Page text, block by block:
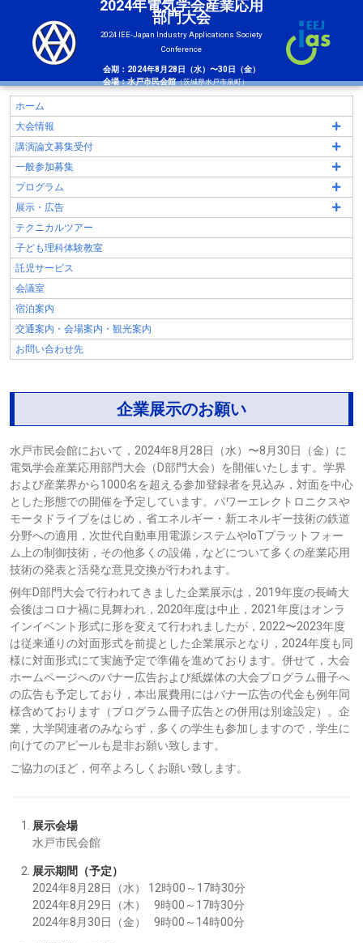
2024年電気学会産業応用
部門大会
2024 IEE-Japan Industry Applications Society
Conference
会期：2024年8月28日（水）〜30日（金）
会場：水戸市民会館（茨城県水戸市泉町）
ホーム
大会情報
講演論文募集受付
一般参加募集
プログラム
展示・広告
テクニカルツアー
子ども理科体験教室
託児サービス
会議室
宿泊案内
交通案内・会場案内・観光案内
お問い合わせ先
企業展示のお願い
水戸市民会館において，2024年8月28日（水）〜8月30日（金）に
電気学会産業応用部門大会（D部門大会）を開催いたします。学界
および産業界から1000名を超える参加登録者を見込み，対面を中心
とした形態での開催を予定しています。パワーエレクトロニクスや
モータドライブをはじめ，省エネルギー・新エネルギー技術の鉄道
分野への適用，次世代自動車用電源システムやIoTプラットフォー
ム上の制御技術，その他多くの設備，などについて多くの産業応用
技術の発表と活発な意見交換が行われます。
例年D部門大会で行われてきました企業展示は，2019年度の長崎大
会後はコロナ禍に見舞われ，2020年度は中止，2021年度はオンラ
インイベント形式に形を変えて行われましたが，2022〜2023年度
は従来通りの対面形式を前提とした企業展示となり，2024年度も同
様に対面形式にて実施予定で準備を進めております。併せて，大会
ホームページへのバナー広告および紙媒体の大会プログラム冊子へ
の広告も予定しており，本出展費用にはバナー広告の代金も例年同
様含めております（プログラム冊子広告との併用は別途設定）。企
業，大学関連者のみならず，多くの学生も参加しますので，学生に
向けてのアピールも是非お願い致します。
ご協力のほど，何卒よろしくお願い致します。
展示会場
水戸市民会館
展示期間（予定）
2024年8月28日（水） 12時00～17時30分
2024年8月29日（木） 9時00～17時30分
2024年8月30日（金） 9時00～14時00分